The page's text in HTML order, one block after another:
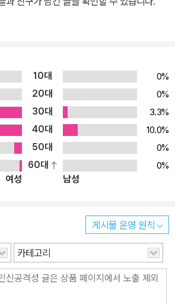
원리를 내면화할 수 있게 도와줍니다. 이 과
바탕으로 기초 국어 능력을 신장시킬 수
보고 같은 글자를 찾아 써 보는 활동입니다.
과 모음의 결합을 알려 줍니다. 단지 눈으로
엄마표 한글 놀이> 코너에서는 다양한 한글
가 가득합니다. • 단어와 문장 자음
해 단어, 문장으로 확대하는 과정입니다. •
로 쓰기를 정착시키는 과정입니다. 부록으로
습장으로 반복 연습이 가능합니다. 4. <
다지기는 모두 5권 35
학습 효과를 2배 높일 수 있습니다.
10대
0%
20대
0%
30대
3.3%
40대
10.0%
50대
0%
60대
0%
여성
남성
게시물 운영 원칙
카테고리